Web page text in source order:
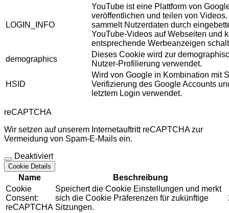
LOGIN_INFO
YouTube ist eine Plattform von
veröffentlichen und teilen von
sammelt Nutzerdaten durch
YouTube-Videos auf Webseiten und
entsprechende Werbeanzeigen
demographics
Dieses Cookie wird zur
Nutzer-Profilierung verwendet.
HSID
Wird von Google in Kombination mit
Verifizierung des Google Accounts
letztem Login verwendet.
reCAPTCHA
Wir setzen auf unserem Internetauftritt reCAPTCHA zur
Vermeidung von Spam-E-Mails ein.
Deaktiviert
Cookie Details
Name
Beschreibung
Cookie
Consent:
reCAPTCHA
Speichert die Cookie Einstellungen und merkt
sich die Cookie Präferenzen für zukünftige
Sitzungen.